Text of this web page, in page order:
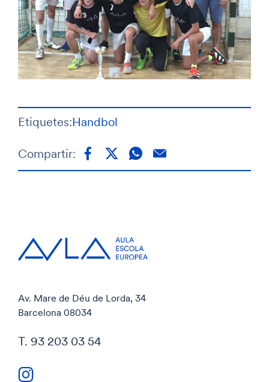
Etiquetes:Handbol
Compartir:
Av. Mare de Déu de Lorda, 34
Barcelona 08034
T. 93 203 03 54